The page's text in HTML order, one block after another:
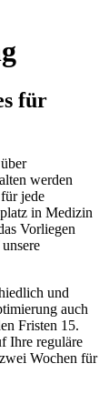
für
werden
jede
in Medizin
Vorliegen
und
auch
Fristen 15.
Ihre reguläre
Wochen für